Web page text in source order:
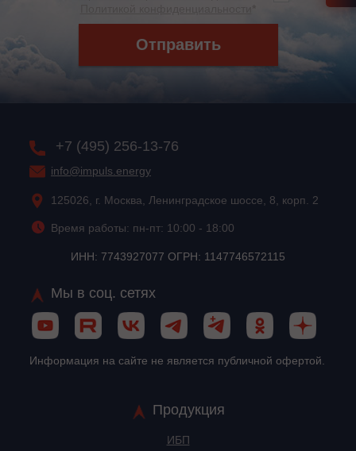
Отправить
+7 (495) 256-13-76
info@impuls.energy
125026, г. Москва, Ленинградское шоссе, 8, корп. 2
Время работы: пн-пт: 10:00 - 18:00
ИНН: 7743927077 ОГРН: 1147746572115
Мы в соц. сетях
Информация на сайте не является публичной офертой.
Продукция
ИБП